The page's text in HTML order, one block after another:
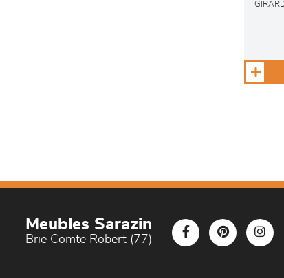
Meubles Sarazin
Brie Comte Robert (77)